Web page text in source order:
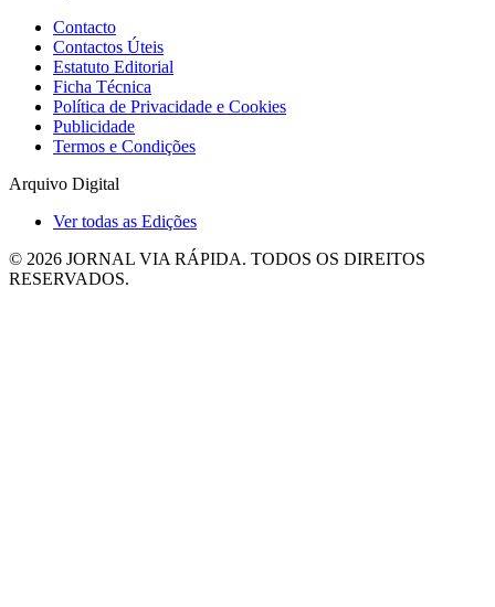
Contacto
Contactos Úteis
Estatuto Editorial
Ficha Técnica
Política de Privacidade e Cookies
Publicidade
Termos e Condições
Arquivo Digital
Ver todas as Edições
© 2026 JORNAL VIA RÁPIDA. TODOS OS DIREITOS
RESERVADOS.